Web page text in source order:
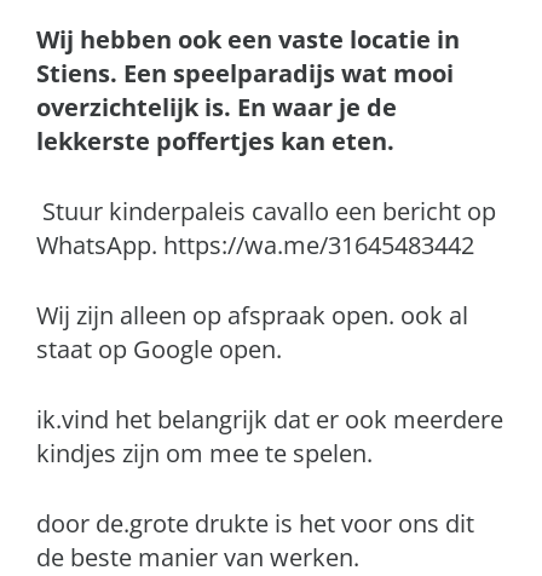
Wij hebben ook een vaste locatie in
Stiens. Een speelparadijs wat mooi
overzichtelijk is. En waar je de
lekkerste poffertjes kan eten.
Stuur kinderpaleis cavallo een bericht op
WhatsApp. https://wa.me/31645483442
Wij zijn alleen op afspraak open. ook al
staat op Google open.
ik.vind het belangrijk dat er ook meerdere
kindjes zijn om mee te spelen.
door de.grote drukte is het voor ons dit
de beste manier van werken.